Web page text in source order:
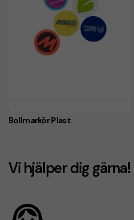
Bollmarkör Plast
Vi hjälper dig gärna!